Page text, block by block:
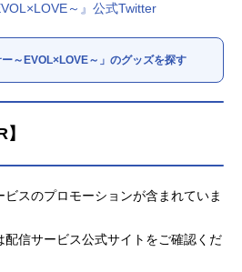
～』公式Twitter
ー～EVOL×LOVE～」のグッズを探す
スのプロモーションが含まれていま
信サービス公式サイトをご確認くだ